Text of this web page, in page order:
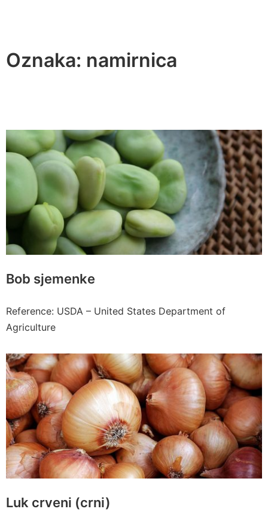
Oznaka: namirnica
Bob sjemenke
Reference: USDA – United States Department of
Agriculture
Luk crveni (crni)